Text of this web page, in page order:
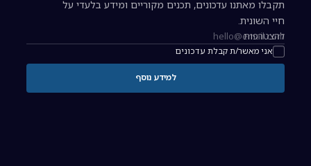
תקבלו מאתנו עדכונים, תכנים מקוריים ומידע בלעדי על
חיי השונית.
כתובת אימייל להרשמה לניוזלטר
אני מאשר/ת קבלת עדכונים
להצטרפות
למידע נוסף